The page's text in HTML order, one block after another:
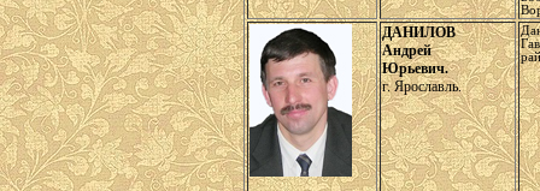
ДАНИЛОВ
Андрей
Юрьевич.
г. Ярославль.